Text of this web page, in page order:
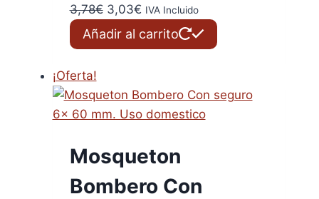
3,78€ El
precio
original
3,03€El
precio
actual
IVA Incluido
Añadir al carrito
¡Oferta!
Mosqueton
Bombero Con